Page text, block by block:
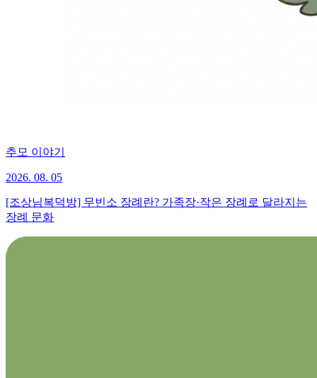
추모 이야기
2026. 08. 05
[조상님복덕방] 무빈소 장례란? 가족장·작은 장례로 달라지는
장례 문화